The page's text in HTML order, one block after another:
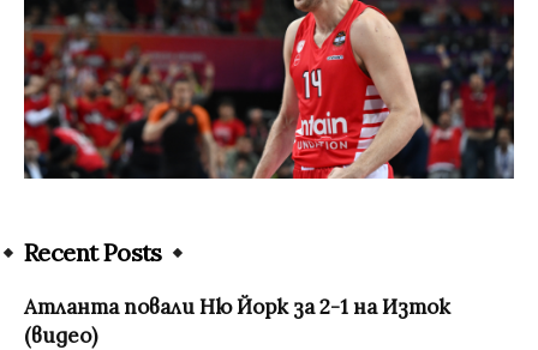
Recent Posts
Атланта повали Ню Йорк за 2-1 на Изток
(видео)